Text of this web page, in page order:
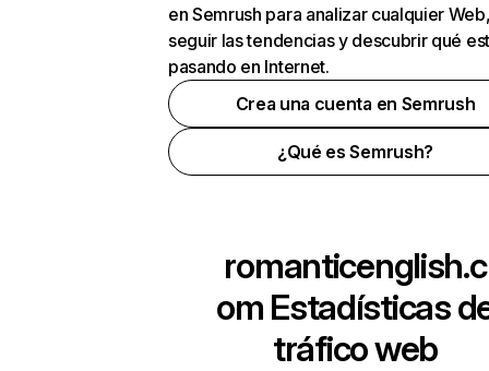
en Semrush para analizar cualquier
seguir las tendencias y descubrir qué
pasando en Internet.
Crea una cuenta en Semrush
¿Qué es Semrush?
romanticenglish.c
om Estadísticas
tráfico web